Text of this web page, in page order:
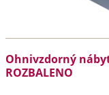
Ohnivzdorný
ROZBALENO